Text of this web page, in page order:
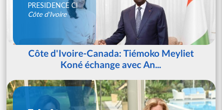
PRESIDENCE CI
Côte d'Ivoire
Côte d'Ivoire-Canada: Tiémoko Meyliet
Koné échange avec An...